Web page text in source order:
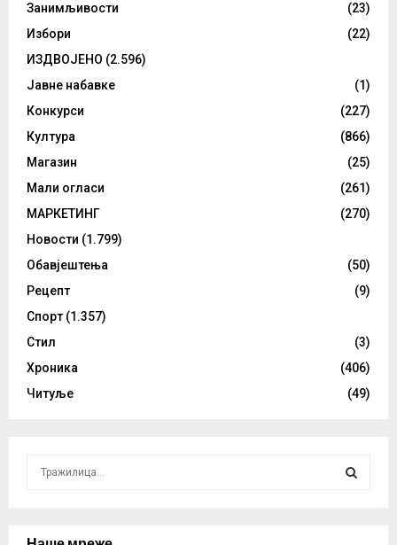
Занимљивости
(23)
Избори
(22)
ИЗДВОЈЕНО (2.596)
Јавне набавке
(1)
Конкурси
(227)
Култура
(866)
Магазин
(25)
Мали огласи
(261)
МАРКЕТИНГ
(270)
Новости (1.799)
Обавјештења
(50)
Рецепт
(9)
Спорт (1.357)
Стил
(3)
Хроника
(406)
Читуље
(49)
c